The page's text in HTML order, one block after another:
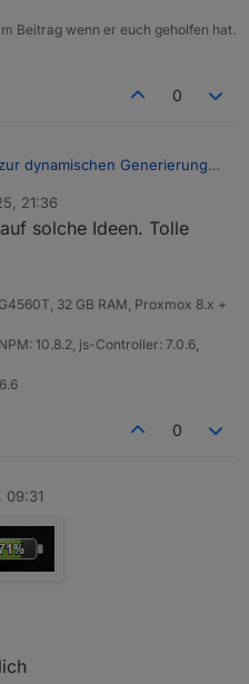
Beitrag wenn er euch geholfen hat.
0
dynamischen Generierung
jedes Gerät ein Skript?
Gerät 2 auf) für
auf.
21:36
solche Ideen. Tolle
32 GB RAM, Proxmox 8.x +
10.8.2, js-Controller: 7.0.6,
0
09:31